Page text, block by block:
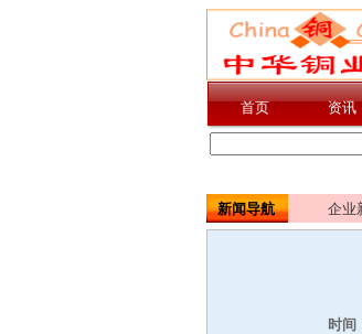
新闻导航 企业
时间